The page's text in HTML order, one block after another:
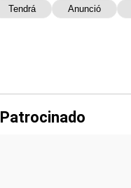
Tendrá Anunció